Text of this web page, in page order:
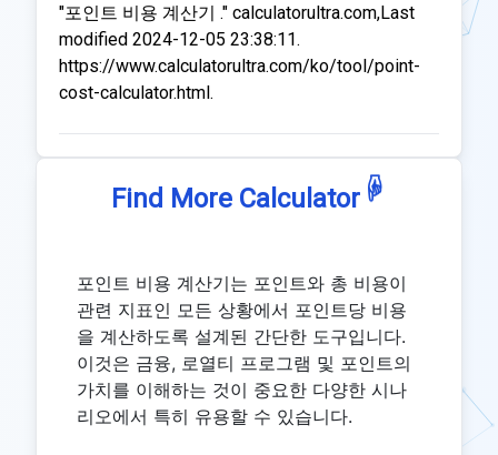
"포인트 비용 계산기 ." calculatorultra.com,Last
modified 2024-12-05 23:38:11.
https://www.calculatorultra.com/ko/tool/point-
cost-calculator.html.
Find More Calculator ☟
포인트 비용 계산기는 포인트와 총 비용이
관련 지표인 모든 상황에서 포인트당 비용
을 계산하도록 설계된 간단한 도구입니다.
이것은 금융, 로열티 프로그램 및 포인트의
가치를 이해하는 것이 중요한 다양한 시나
리오에서 특히 유용할 수 있습니다.